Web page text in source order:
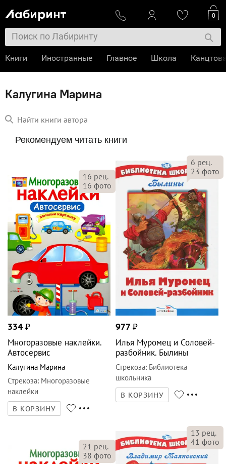
Калугина Марина
Найти книги автора
Рекомендуем читать книги
16 рец.
16 фото
334 ₽
Многоразовые наклейки.
Автосервис
Калугина Марина
Стрекоза: Многоразовые
наклейки
В КОРЗИНУ
6 рец.
23 фото
977₽
Илья Муромец и Соловей-
разбойник. Былины
Стрекоза: Библиотека
школьника
В КОРЗИНУ
21 рец.
38 фото
13 рец.
41 фото
0
Книги Иностранные Главное Школа